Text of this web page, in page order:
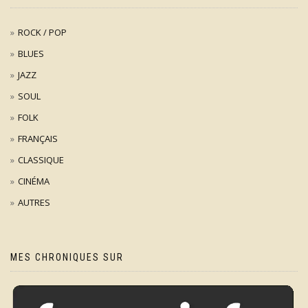
ROCK / POP
BLUES
JAZZ
SOUL
FOLK
FRANÇAIS
CLASSIQUE
CINÉMA
AUTRES
MES CHRONIQUES SUR